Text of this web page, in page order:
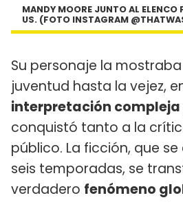
MANDY MOORE JUNTO AL ELENCO
US. (FOTO INSTAGRAM
Su personaje la
juventud hasta la vejez,
interpretación
conquistó tanto a la
público. La ficción, que
seis temporadas, se
verdadero fenómeno